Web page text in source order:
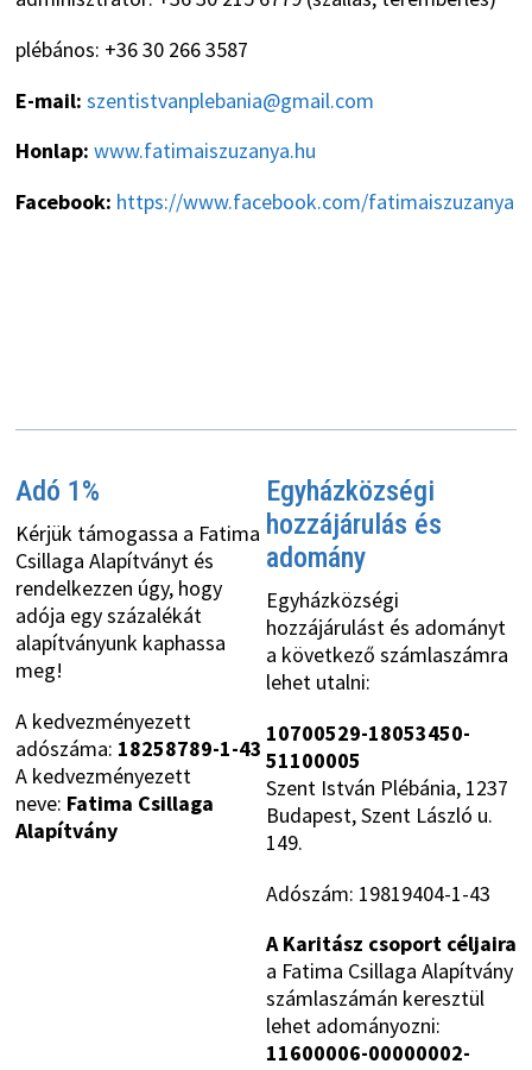
plébános: +36 30 266 3587
E-mail: szentistvanplebania@gmail.com
Honlap: www.fatimaiszuzanya.hu
Facebook: https://www.facebook.com/fatimaiszuzanya
Adó 1%
Kérjük támogassa a Fatima
Csillaga Alapítványt és
rendelkezzen úgy, hogy
adója egy százalékát
alapítványunk kaphassa
meg!
A kedvezményezett
adószáma: 18258789-1-43
A kedvezményezett
neve: Fatima Csillaga
Alapítvány
Egyházközségi
hozzájárulás és
adomány
Egyházközségi
hozzájárulást és adományt
a következő számlaszámra
lehet utalni:
10700529-18053450-
51100005
Szent István Plébánia, 1237
Budapest, Szent László u.
149.
Adószám: 19819404-1-43
A Karitász csoport céljaira
a Fatima Csillaga Alapítvány
számlaszámán keresztül
lehet adományozni:
11600006-00000002-